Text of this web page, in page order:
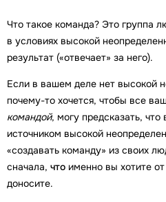
Что такое команда? Это группа
в условиях высокой
результат («отвечает» за него).
Если в вашем деле нет высокой
почему-то хочется, чтобы все
командой, могу предсказать,
источником высокой
«создавать команду» из своих
сначала, что именно вы хотите
доносите.